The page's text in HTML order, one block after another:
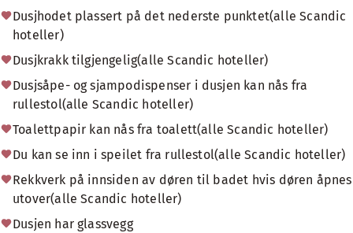
Dusjhodet plassert på det nederste punktet(alle Scandic
hoteller)
Dusjkrakk tilgjengelig(alle Scandic hoteller)
Dusjsåpe- og sjampodispenser i dusjen kan nås fra
rullestol(alle Scandic hoteller)
Toalettpapir kan nås fra toalett(alle Scandic hoteller)
Du kan se inn i speilet fra rullestol(alle Scandic hoteller)
Rekkverk på innsiden av døren til badet hvis døren åpnes
utover(alle Scandic hoteller)
Dusjen har glassvegg